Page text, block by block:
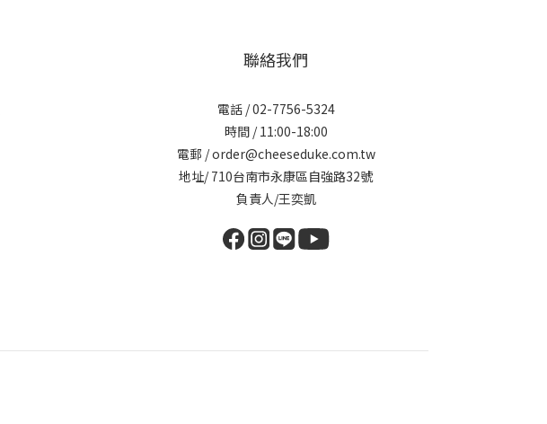
聯絡我們
電話 / 02-7756-5324
時間 / 11:00-18:00
電郵 / order@cheeseduke.com.tw
地址/ 710台南市永康區自強路32號
負責人/王奕凱